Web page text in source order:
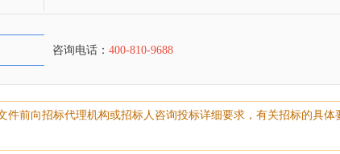
咨询电话： 400-810-9688
件前向招标代理机构或招标人咨询投标详细要求，有关招标的具体